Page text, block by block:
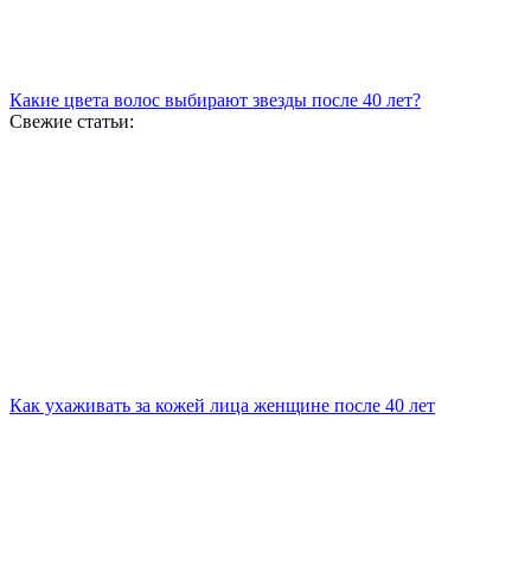
Какие цвета волос выбирают звезды после 40 лет?
Свежие статьи:
Как ухаживать за кожей лица женщине после 40 лет